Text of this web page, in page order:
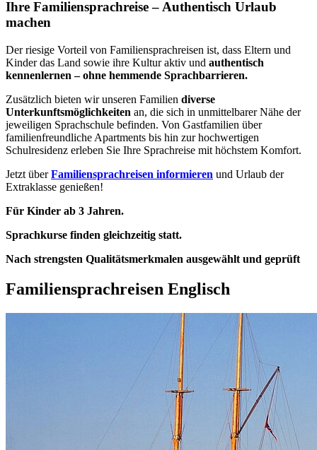
Ihre Familiensprachreise – Authentisch Urlaub
machen
Der riesige Vorteil von Familiensprachreisen ist, dass Eltern und
Kinder das Land sowie ihre Kultur aktiv und authentisch
kennenlernen – ohne hemmende Sprachbarrieren.
Zusätzlich bieten wir unseren Familien diverse
Unterkunftsmöglichkeiten an, die sich in unmittelbarer Nähe der
jeweiligen Sprachschule befinden. Von Gastfamilien über
familienfreundliche Apartments bis hin zur hochwertigen
Schulresidenz erleben Sie Ihre Sprachreise mit höchstem Komfort.
Jetzt überFamiliensprachreisen informieren und Urlaub der
Extraklasse genießen!
Für Kinder ab 3 Jahren.
Sprachkurse finden gleichzeitig statt.
Nach strengsten Qualitätsmerkmalen ausgewählt und geprüft
Familiensprachreisen Englisch